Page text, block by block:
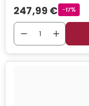
Verkaufspreis
247,99 € -17%